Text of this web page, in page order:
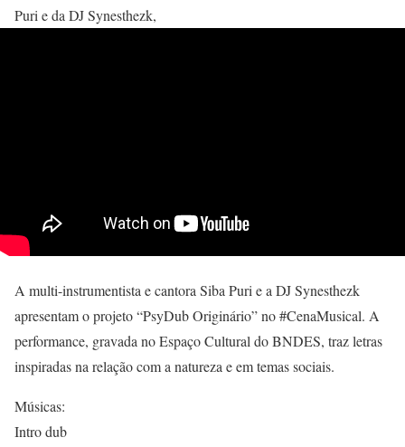
Puri e da DJ Synesthezk,
A multi-instrumentista e cantora Siba Puri e a DJ Synesthezk
apresentam o projeto “PsyDub Originário” no #CenaMusical. A
performance, gravada no Espaço Cultural do BNDES, traz letras
inspiradas na relação com a natureza e em temas sociais.
Músicas:
Intro dub